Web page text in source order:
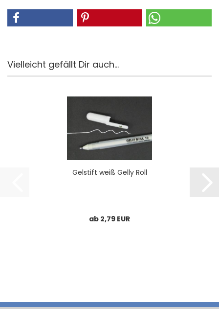
Vielleicht gefällt Dir auch...
Gel­stift weiß Gelly Roll
ab 2,79 EUR